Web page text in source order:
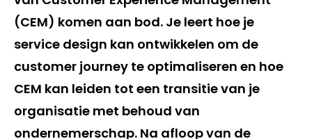
(CEM) komen aan bod. Je leert hoe je
service design kan ontwikkelen om de
customer journey te optimaliseren en hoe
CEM kan leiden tot een transitie van je
organisatie met behoud van
ondernemerschap. Na afloop van de